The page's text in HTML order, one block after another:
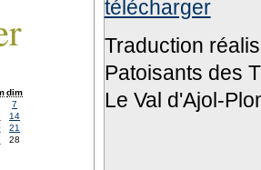
télécharger
Traduction
Patoisants des
Le Val d'Ajol-
dim
7
14
21
28